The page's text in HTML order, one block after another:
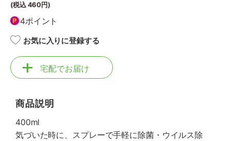
(税込460円)
4ポイント
お気に入りに登録する
宅配でお届け
商品説明
400ml
気づいた時に、スプレーで手軽に除菌・ウイルス除